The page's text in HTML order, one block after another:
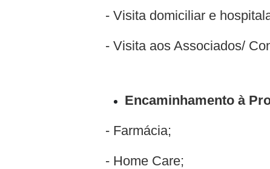
- Visita domiciliar e
- Visita aos Associados/
Encaminhamento à
- Farmácia;
- Home Care;